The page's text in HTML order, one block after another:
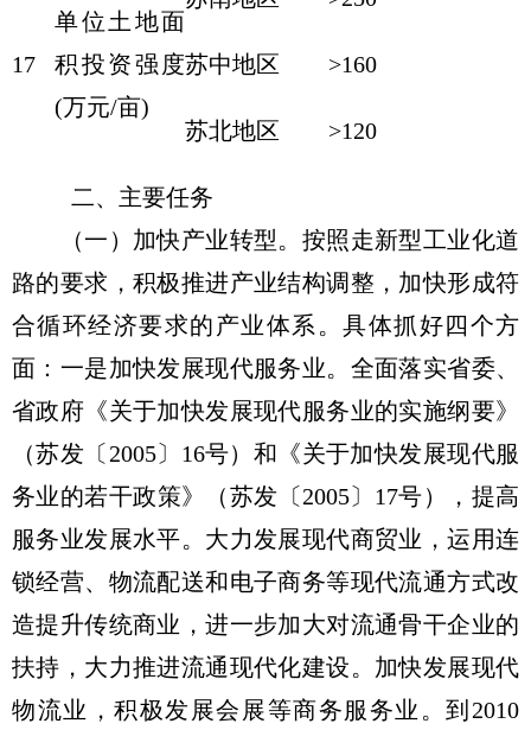
17
单位土地面
积投资强度
(万元/亩)
苏中地区 >160
苏北地区 >120
二、主要任务
（一）加快产业转型。按照走新型工业化道
路的要求，积极推进产业结构调整，加快形成符
合循环经济要求的产业体系。具体抓好四个方
面：一是加快发展现代服务业。全面落实省委、
省政府《关于加快发展现代服务业的实施纲要》
（苏发〔2005〕16号）和《关于加快发展现代服
务业的若干政策》（苏发〔2005〕17号），提高
服务业发展水平。大力发展现代商贸业，运用连
锁经营、物流配送和电子商务等现代流通方式改
造提升传统商业，进一步加大对流通骨干企业的
扶持，大力推进流通现代化建设。加快发展现代
物流业，积极发展会展等商务服务业。到2010